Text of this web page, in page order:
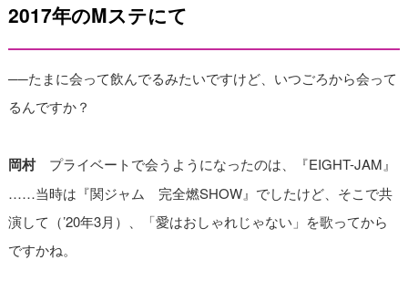
2017年のMステにて
──たまに会って飲んでるみたいですけど、いつごろから会って
るんですか？
岡村プライベートで会うようになったのは、『EIGHT-JAM』
……当時は『関ジャム 完全燃SHOW』でしたけど、そこで共
演して（’20年3月）、「愛はおしゃれじゃない」を歌ってから
ですかね。